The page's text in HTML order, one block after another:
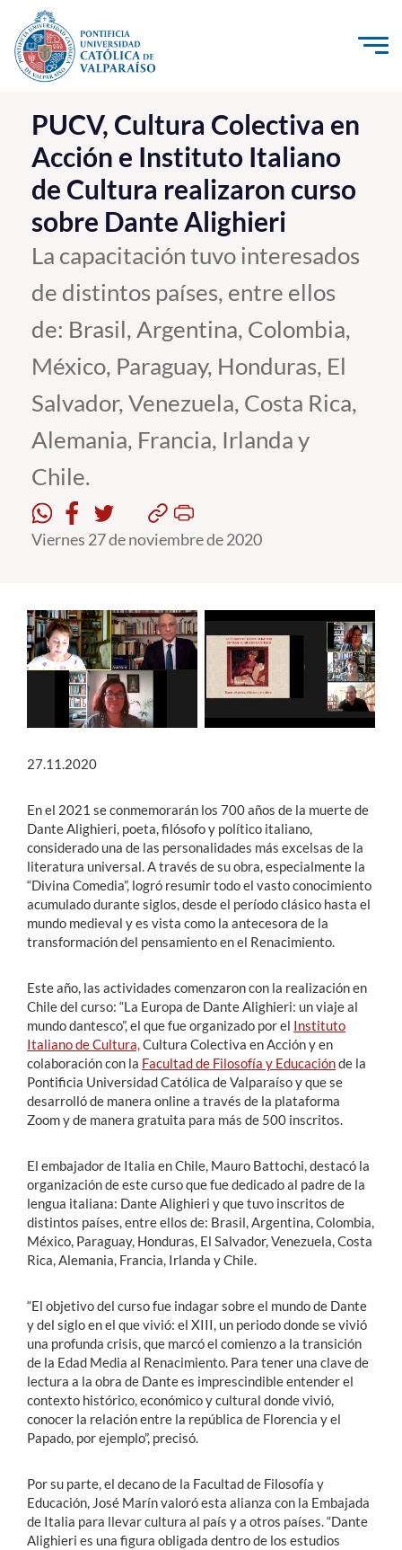
Click acá para ir directamente al contenido
La Universidad
Investigación, Creación e Innovación
PUCV Internacional
Vinculación con el Medio
Admisión
Pregrado
Postgrado
Formación Continua
Estudiantes
Académicos
Funcionarios
English
PUCV, Cultura Colectiva en
Acción e Instituto Italiano
de Cultura realizaron curso
sobre Dante Alighieri
La capacitación tuvo interesados
de distintos países, entre ellos
de: Brasil, Argentina, Colombia,
México, Paraguay, Honduras, El
Salvador, Venezuela, Costa Rica,
Alemania, Francia, Irlanda y
Chile.
Viernes 27 de noviembre de 2020
27.11.2020
En el 2021 se conmemorarán los 700 años de la muerte de
Dante Alighieri, poeta, filósofo y político italiano,
considerado una de las personalidades más excelsas de la
literatura universal. A través de su obra, especialmente la
“Divina Comedia”, logró resumir todo el vasto conocimiento
acumulado durante siglos, desde el período clásico hasta el
mundo medieval y es vista como la antecesora de la
transformación del pensamiento en el Renacimiento.
Este año, las actividades comenzaron con la realización en
Chile del curso: “La Europa de Dante Alighieri: un viaje al
mundo dantesco”, el que fue organizado por el Instituto
Italiano de Cultura,Cultura Colectiva en Acción y en
colaboración con la Facultad de Filosofía y Educaciónde la
Pontificia Universidad Católica de Valparaíso y que se
desarrolló de manera online a través de la plataforma
Zoom y de manera gratuita para más de 500 inscritos.
El embajador de Italia en Chile, Mauro Battochi, destacó la
organización de este curso que fue dedicado al padre de la
lengua italiana: Dante Alighieri y que tuvo inscritos de
distintos países, entre ellos de: Brasil, Argentina, Colombia,
México, Paraguay, Honduras, El Salvador, Venezuela, Costa
Rica, Alemania, Francia, Irlanda y Chile.
“El objetivo del curso fue indagar sobre el mundo de Dante
y del siglo en el que vivió: el XIII, un periodo donde se vivió
una profunda crisis, que marcó el comienzo a la transición
de la Edad Media al Renacimiento. Para tener una clave de
lectura a la obra de Dante es imprescindible entender el
contexto histórico, económico y cultural donde vivió,
conocer la relación entre la república de Florencia y el
Papado, por ejemplo”, precisó.
Por su parte, el decano de la Facultad de Filosofía y
Educación, José Marín valoró esta alianza con la Embajada
de Italia para llevar cultura al país y a otros países. “Dante
Alighieri es una figura obligada dentro de los estudios